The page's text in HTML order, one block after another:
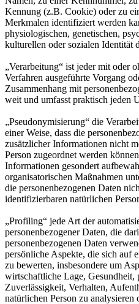
Kennung (z.B. Cookie) oder zu
Merkmalen identifiziert werden
physiologischen, genetischen,
kulturellen oder sozialen Identität
„Verarbeitung“ ist jeder mit oder
Verfahren ausgeführte Vorgang
Zusammenhang mit
weit und umfasst praktisch jeden
„Pseudonymisierung“ die
einer Weise, dass die
zusätzlicher Informationen nicht
Person zugeordnet werden
Informationen gesondert
organisatorischen Maßnahmen
die personenbezogenen Daten
identifizierbaren natürlichen
„Profiling“ jede Art der
personenbezogener Daten, die
personenbezogenen Daten
persönliche Aspekte, die sich auf
zu bewerten, insbesondere um
wirtschaftliche Lage, Gesundheit,
Zuverlässigkeit, Verhalten,
natürlichen Person zu analysieren